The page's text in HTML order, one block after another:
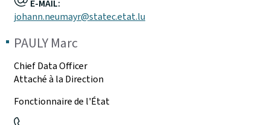
E-MAIL:
johann.neumayr@statec.etat.lu
PAULY Marc
Chief Data Officer
Attaché à la Direction
Fonctionnaire de l'État